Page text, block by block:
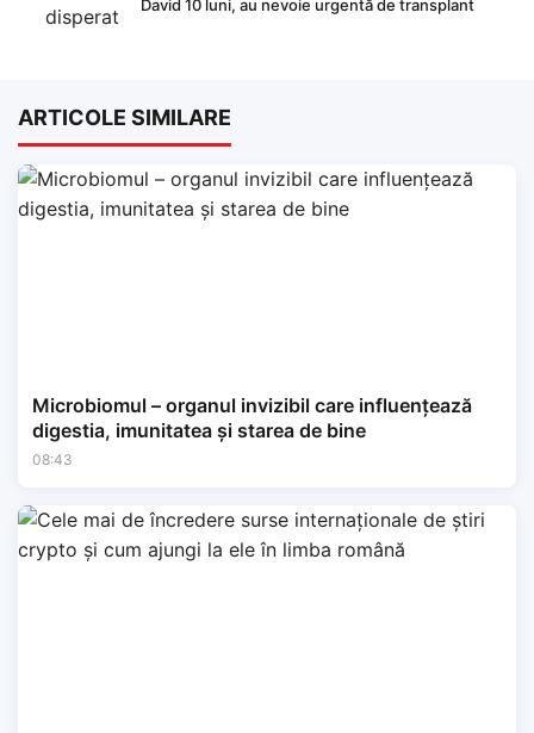
David 10 luni, au nevoie urgentă de transplant
ARTICOLE SIMILARE
Microbiomul – organul invizibil care influențează
digestia, imunitatea și starea de bine
08:43